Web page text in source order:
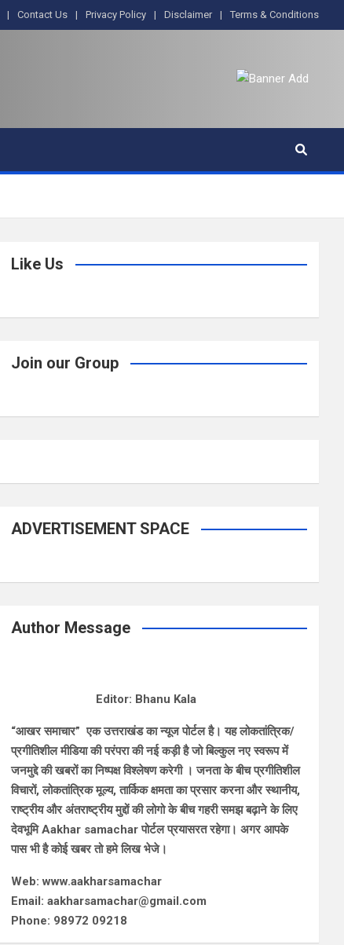
Contact Us Privacy Policy Disclaimer Terms & Conditions
Like Us
Join our Group
ADVERTISEMENT SPACE
Author Message
Editor: Bhanu Kala
“आखर समाचार” एक उत्तराखंड का न्यूज पोर्टल है। यह लोकतांत्रिक/
प्रगीतिशील मीडिया की परंपरा की नई कड़ी है जो बिल्कुल नए स्वरूप में
जनमुद्दे की खबरों का निष्पक्ष विश्लेषण करेगी । जनता के बीच प्रगीतिशील
विचारों, लोकतांत्रिक मूल्य, तार्किक क्षमता का प्रसार करना और स्थानीय,
राष्ट्रीय और अंतराष्ट्रीय मुद्दों की लोगो के बीच गहरी समझ बढ़ाने के लिए
देवभूमि Aakhar samachar पोर्टल प्रयासरत रहेगा। अगर आपके
पास भी है कोई खबर तो हमे लिख भेजे।
Web: www.aakharsamachar
Email: aakharsamachar@gmail.com
Phone: 98972 09218